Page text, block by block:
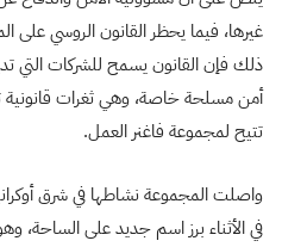
غيرها، فيما يحظر القانون الروسي على
ذلك فإن القانون يسمح للشركات التي
أمن مسلحة خاصة، وهي ثغرات قانونية
تتيح لمجموعة فاغنر العمل.
واصلت المجموعة نشاطها في شرق
في الأثناء برز اسم جديد على الساحة،